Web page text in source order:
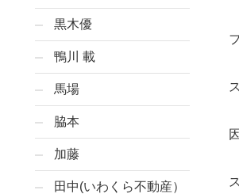
黒木優
鴨川 載
馬場
脇本
加藤
田中(いわくら不動産）